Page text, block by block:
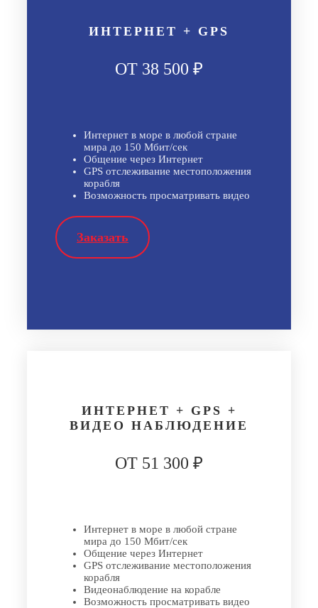
ИНТЕРНЕТ + GPS
ОТ 38 500 ₽
Интернет в море в любой стране
мира до 150 Мбит/сек
Общение через Интернет
GPS отслеживание местоположения
корабля
Возможность просматривать видео
Заказать
ИНТЕРНЕТ + GPS +
ВИДЕО НАБЛЮДЕНИЕ
ОТ 51 300 ₽
Интернет в море в любой стране
мира до 150 Мбит/сек
Общение через Интернет
GPS отслеживание местоположения
корабля
Видеонаблюдение на корабле
Возможность просматривать видео